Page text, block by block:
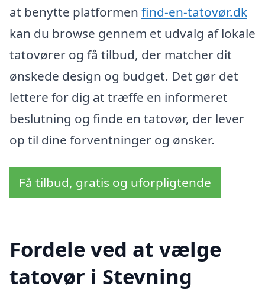
at benytte platformen find-en-tatovør.dk
kan du browse gennem et udvalg af lokale
tatovører og få tilbud, der matcher dit
ønskede design og budget. Det gør det
lettere for dig at træffe en informeret
beslutning og finde en tatovør, der lever
op til dine forventninger og ønsker.
Få tilbud, gratis og uforpligtende
Fordele ved at vælge
tatovør i Stevning